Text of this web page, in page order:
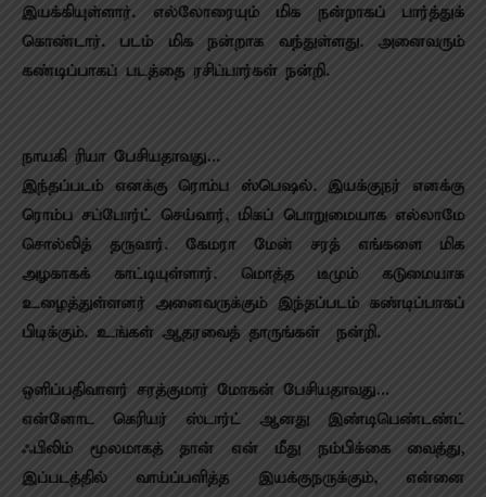
இயக்கியுள்ளார். எல்லோரையும் மிக நன்றாகப் பார்த்துக்
கொண்டார். படம் மிக நன்றாக வந்துள்ளது. அனைவரும்
கண்டிப்பாகப் படத்தை ரசிப்பார்கள் நன்றி.
நாயகி ரியா பேசியதாவது…
இந்தப்படம் எனக்கு ரொம்ப ஸ்பெஷல். இயக்குநர் எனக்கு
ரொம்ப சப்போர்ட் செய்வார், மிகப் பொறுமையாக எல்லாமே
சொல்லித் தருவார். கேமரா மேன் சரத் எங்களை மிக
அழகாகக் காட்டியுள்ளார். மொத்த டீமும் கடுமையாக
உழைத்துள்ளனர் அனைவருக்கும் இந்தப்படம் கண்டிப்பாகப்
பிடிக்கும். உங்கள் ஆதரவைத் தாருங்கள் நன்றி.
ஒளிப்பதிவாளர் சரத்குமார் மோகன் பேசியதாவது…
என்னோட கெரியர் ஸ்டார்ட் ஆனது இண்டிபெண்டண்ட்
ஃபிலிம் மூலமாகத் தான் என் மீது நம்பிக்கை வைத்து,
இப்படத்தில் வாய்ப்பளித்த இயக்குநருக்கும், என்னை